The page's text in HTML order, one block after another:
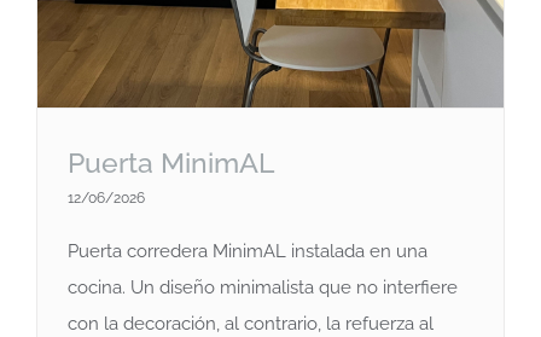
Puerta MinimAL
12/06/2026
Puerta corredera MinimAL instalada en una
cocina. Un diseño minimalista que no interfiere
con la decoración, al contrario, la refuerza al